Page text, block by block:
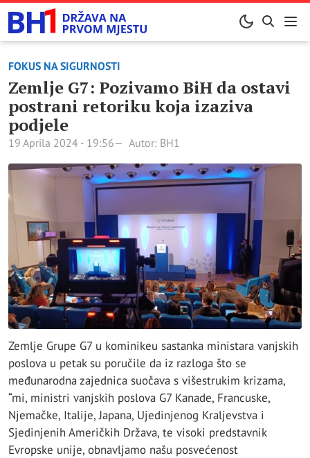
FOKUS NA SIGURNOSTI
Zemlje G7: Pozivamo BiH da ostavi
postrani retoriku koja izaziva
podjele
19 Aprila 2024 - 19:56 Autor: BH1
Zemlje Grupe G7 u kominikeu sastanka ministara vanjskih
poslova u petak su poručile da iz razloga što se
međunarodna zajednica suočava s višestrukim krizama,
“mi, ministri vanjskih poslova G7 Kanade, Francuske,
Njemačke, Italije, Japana, Ujedinjenog Kraljevstva i
Sjedinjenih Američkih Država, te visoki predstavnik
Evropske unije, obnavljamo našu posvećenost